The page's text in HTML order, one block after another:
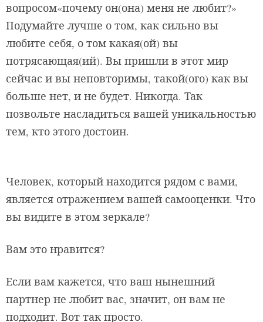
вопросом«почему он(она) меня не любит?»
Подумайте лучше о том, как сильно вы
любите себя, о том какая(ой) вы
потрясающая(ий). Вы пришли в этот мир
сейчас и вы неповторимы, такой(ого) как вы
больше нет, и не будет. Никогда. Так
позвольте насладиться вашей уникальностью
тем, кто этого достоин.
Человек, который находится рядом с вами,
является отражением вашей самооценки. Что
вы видите в этом зеркале?
Вам это нравится?
Если вам кажется, что ваш нынешний
партнер не любит вас, значит, он вам не
подходит. Вот так просто.